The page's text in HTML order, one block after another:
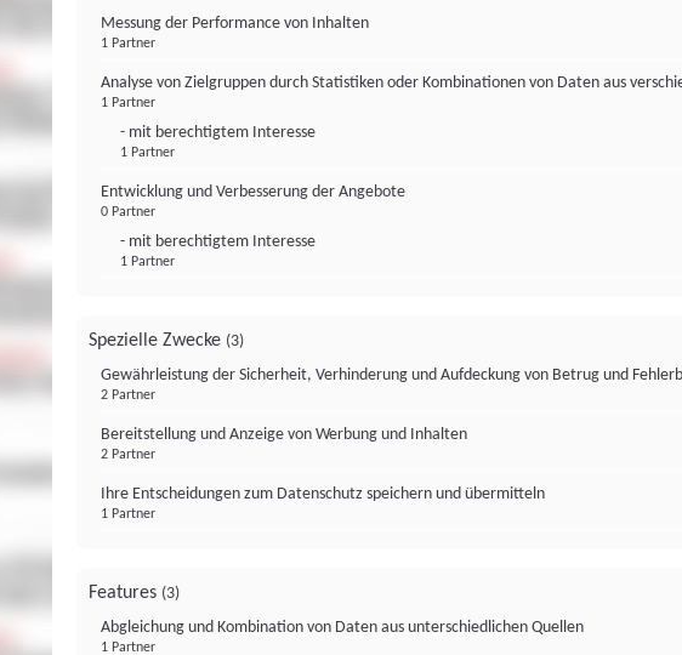
Messung der Performance von Inhalten
1 Partner
Analyse von Zielgruppen durch Statistiken oder Kombinationen von Daten aus
1 Partner
- mit berechtigtem Interesse
1 Partner
Entwicklung und Verbesserung der Angebote
0 Partner
- mit berechtigtem Interesse
1 Partner
Spezielle Zwecke (3)
Gewährleistung der Sicherheit, Verhinderung und Aufdeckung von Betrug und
2 Partner
Bereitstellung und Anzeige von Werbung und Inhalten
2 Partner
Ihre Entscheidungen zum Datenschutz speichern und übermitteln
1 Partner
Features (3)
Abgleichung und Kombination von Daten aus unterschiedlichen Quellen
1 Partner